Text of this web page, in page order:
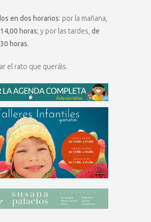
en dos horarios: por la mañana,
horas; y por las tardes, de
horas.
el rato que queráis.